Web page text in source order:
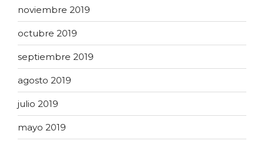
noviembre 2019
octubre 2019
septiembre 2019
agosto 2019
julio 2019
mayo 2019